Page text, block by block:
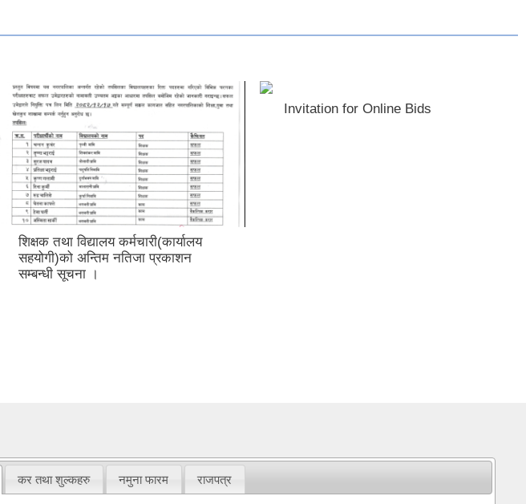
Invitation for Online Bids
कर तथा शुल्कहरु नमुना फारम राजपत्र